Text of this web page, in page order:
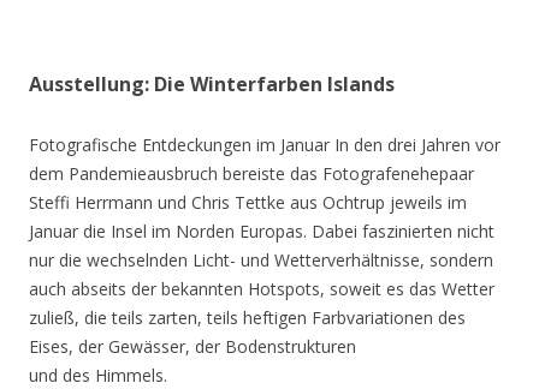
Ausstellung: Die Winterfarben Islands
Fotografische Entdeckungen im Januar In den drei Jahren vor
dem Pandemieausbruch bereiste das Fotografenehepaar
Steffi Herrmann und Chris Tettke aus Ochtrup jeweils im
Januar die Insel im Norden Europas. Dabei faszinierten nicht
nur die wechselnden Licht- und Wetterverhältnisse, sondern
auch abseits der bekannten Hotspots, soweit es das Wetter
zuließ, die teils zarten, teils heftigen Farbvariationen des
Eises, der Gewässer, der Bodenstrukturen
und des Himmels.